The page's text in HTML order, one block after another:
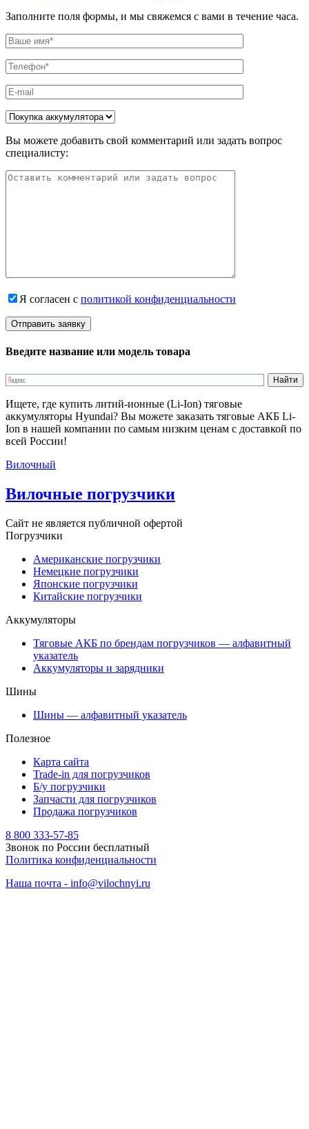
Заполните поля формы, и мы свяжемся с вами в течение часа.
Вы можете добавить свой комментарий или задать вопрос
специалисту:
Я согласен с политикой конфиденциальности
Введите название или модель товара
Ищете, где купить литий-ионные (Li-Ion) тяговые
аккумуляторы Hyundai? Вы можете заказать тяговые АКБ Li-
Ion в нашей компании по самым низким ценам с доставкой по
всей России!
Вилочный
Вилочные погрузчики
Сайт не является публичной офертой
Погрузчики
Американские погрузчики
Немецкие погрузчики
Японские погрузчики
Китайские погрузчики
Аккумуляторы
Тяговые АКБ по брендам погрузчиков — алфавитный
указатель
Аккумуляторы и зарядники
Шины
Шины — алфавитный указатель
Полезное
Карта сайта
Trade-in для погрузчиков
Б/у погрузчики
Запчасти для погрузчиков
Продажа погрузчиков
8 800 333-57-85
Звонок по России бесплатный
Политика конфиденциальности
Наша почта - info@vilochnyi.ru